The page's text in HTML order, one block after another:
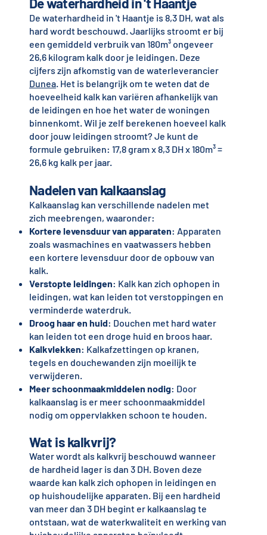
De waterhardheid in 't Haantje is 8,3 DH, wat als
hard wordt beschouwd. Jaarlijks stroomt er bij
een gemiddeld verbruik van 180m³ ongeveer
26,6 kilogram kalk door je leidingen. Deze
cijfers zijn afkomstig van de waterleverancier
Dunea. Het is belangrijk om te weten dat de
hoeveelheid kalk kan variëren afhankelijk van
de leidingen en hoe het water de woningen
binnenkomt. Wil je zelf berekenen hoeveel kalk
door jouw leidingen stroomt? Je kunt de
formule gebruiken: 17,8 gram x 8,3 DH x 180m³ =
26,6 kg kalk per jaar.
Nadelen van kalkaanslag
Kalkaanslag kan verschillende nadelen met
zich meebrengen, waaronder:
Kortere levensduur van apparaten: Apparaten
zoals wasmachines en vaatwassers hebben
een kortere levensduur door de opbouw van
kalk.
Verstopte leidingen: Kalk kan zich ophopen in
leidingen, wat kan leiden tot verstoppingen en
verminderde waterdruk.
Droog haar en huid: Douchen met hard water
kan leiden tot een droge huid en broos haar.
Kalkvlekken: Kalkafzettingen op kranen,
tegels en douchewanden zijn moeilijk te
verwijderen.
Meer schoonmaakmiddelen nodig: Door
kalkaanslag is er meer schoonmaakmiddel
nodig om oppervlakken schoon te houden.
Wat is kalkvrij?
Water wordt als kalkvrij beschouwd wanneer
de hardheid lager is dan 3 DH. Boven deze
waarde kan kalk zich ophopen in leidingen en
op huishoudelijke apparaten. Bij een hardheid
van meer dan 3 DH begint er kalkaanslag te
ontstaan, wat de waterkwaliteit en werking van